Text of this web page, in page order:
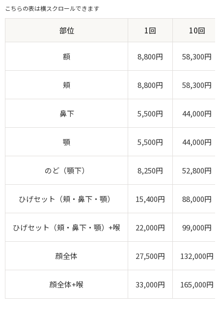
こちらの表は横スクロールできます
部位 1回 10回
額 8,800円 58,300円
頬 8,800円 58,300円
鼻下 5,500円 44,000円
顎 5,500円 44,000円
のど（顎下） 8,250円 52,800円
ひげセット（頬・鼻下・顎） 15,400円 88,000円
ひげセット（頬・鼻下・顎）+喉 22,000円 99,000円
顔全体 27,500円 132,000円
顔全体+喉 33,000円 165,000円